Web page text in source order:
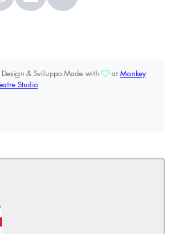
Design & Sviluppo Made with at Monkey
Studio